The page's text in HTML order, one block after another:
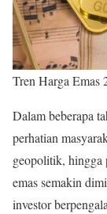
Tren Harga Emas
Dalam beberapa
perhatian
geopolitik, hingga
emas semakin
investor